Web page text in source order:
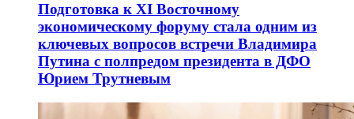
Подготовка к XI Восточному
экономическому форуму стала одним из
ключевых вопросов встречи Владимира
Путина с полпредом президента в ДФО
Юрием Трутневым